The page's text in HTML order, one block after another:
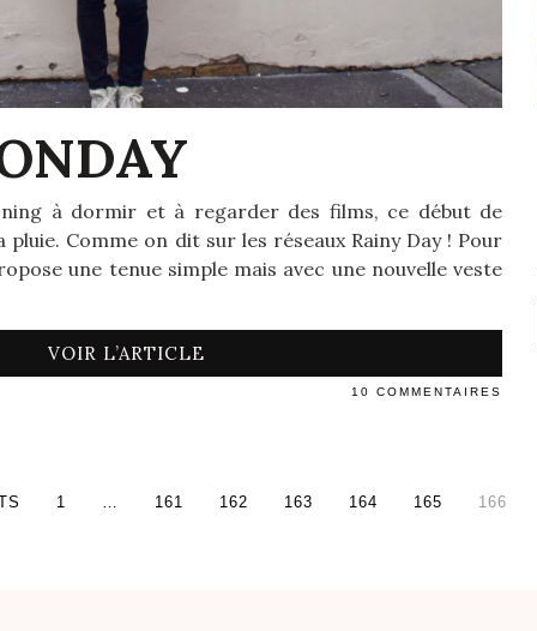
à dormir et à regarder des films, ce début de
pluie. Comme on dit sur les réseaux Rainy Day ! Pour
une tenue simple mais avec une nouvelle veste
VOIR L’ARTICLE
10 COMMENTAIRES
1 … 161 162 163 164 165 166